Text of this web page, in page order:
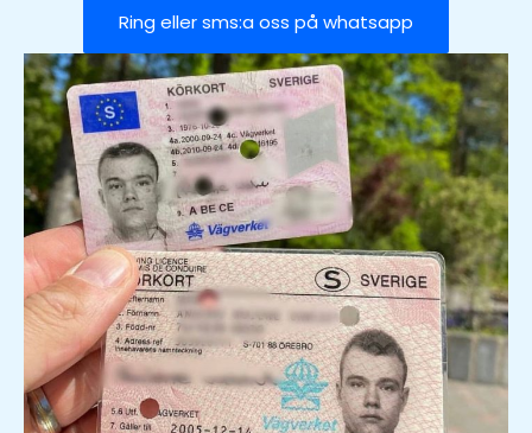
Ring eller sms:a oss på whatsapp